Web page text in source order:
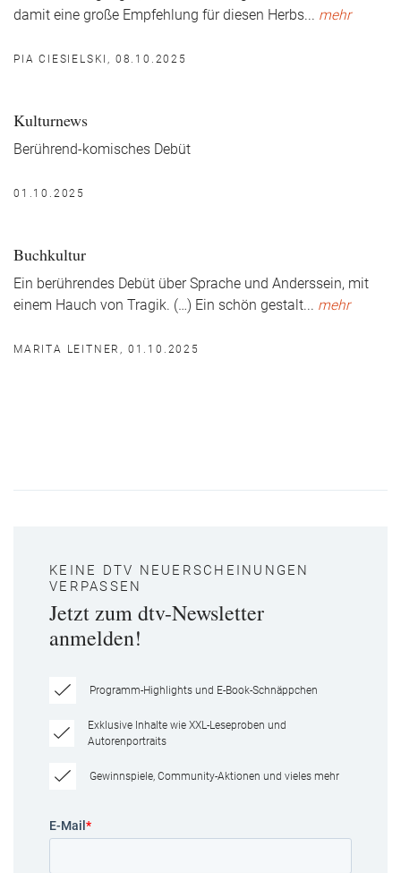
damit eine große Empfehlung für diesen Herbs... mehr
PIA CIESIELSKI, 08.10.2025
Kulturnews
Berührend-komisches Debüt
01.10.2025
Buchkultur
Ein berührendes Debüt über Sprache und Anderssein, mit
einem Hauch von Tragik. (…) Ein schön gestalt... mehr
MARITA LEITNER, 01.10.2025
KEINE DTV NEUERSCHEINUNGEN
VERPASSEN
Jetzt zum dtv-Newsletter
anmelden!
Programm-Highlights und E-Book-Schnäppchen
Exklusive Inhalte wie XXL-Leseproben und
Autorenportraits
Gewinnspiele, Community-Aktionen und vieles mehr
E-Mail *